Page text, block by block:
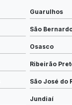
Guarulhos
São
Osasco
Ribeirão
São José do
Jundiaí